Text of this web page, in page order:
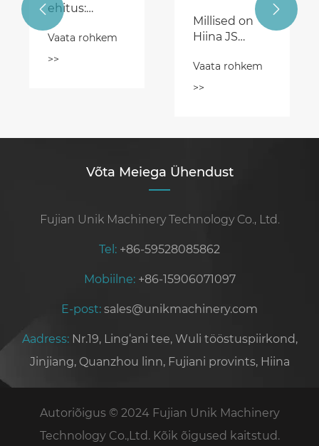
ehitus:
blokeeriv
plokkmasin
Vaata rohkem
>>
Millised on
Hiina JS
mikseri
peamised
Vaata rohkem
>>
 
Võta Meiega Ühendust
Fujian Unik Machinery Technology Co., Ltd.
Tel: +86-59528085862
Mobiilne: +86-15906071097
E-post: sales@unikmachinery.com
Aadress: Nr.19, Ling‘ani tee, Wuli tööstuspiirkond,
Jinjiang, Quanzhou linn, Fujiani provints, Hiina
Autoriõigus © 2024 Fujian Unik Machinery
Technology Co.,Ltd. Kõik õigused kaitstud.